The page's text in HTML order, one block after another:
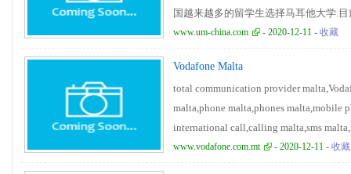
国越来越多的留学生选择马耳他大学.
来自欧盟,美国等80个国家的留学生,包
www.um-china.com - 2020-12-11 - 收藏
Vodafone Malta
total communication provider
malta,phone malta,phones malta,mobile
international call,calling malta,sms
malta,free sms to malta,Vodafone malta
www.vodafone.com.mt - 2020-12-11 - 收藏